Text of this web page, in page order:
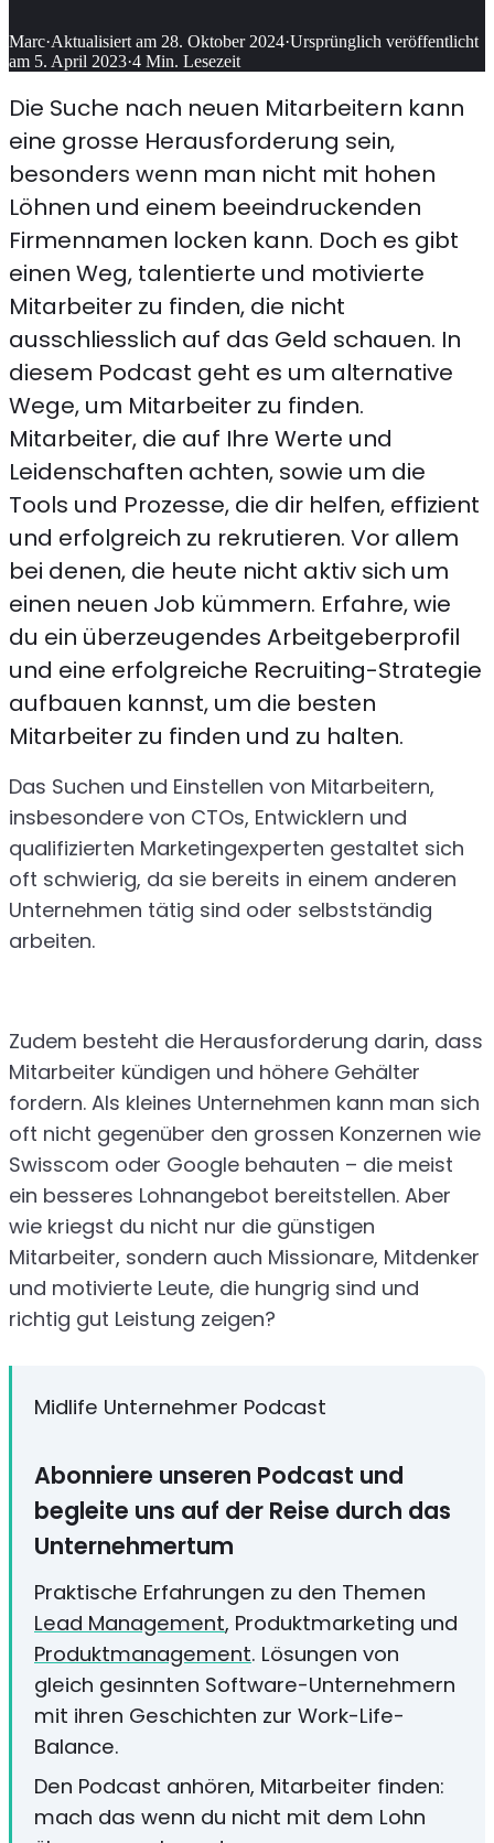
Marc·Aktualisiert am 28. Oktober 2024·Ursprünglich veröffentlicht
am 5. April 2023·4 Min. Lesezeit
Die Suche nach neuen Mitarbeitern kann
eine grosse Herausforderung sein,
besonders wenn man nicht mit hohen
Löhnen und einem beeindruckenden
Firmennamen locken kann. Doch es gibt
einen Weg, talentierte und motivierte
Mitarbeiter zu finden, die nicht
ausschliesslich auf das Geld schauen. In
diesem Podcast geht es um alternative
Wege, um Mitarbeiter zu finden.
Mitarbeiter, die auf Ihre Werte und
Leidenschaften achten, sowie um die
Tools und Prozesse, die dir helfen, effizient
und erfolgreich zu rekrutieren. Vor allem
bei denen, die heute nicht aktiv sich um
einen neuen Job kümmern. Erfahre, wie
du ein überzeugendes Arbeitgeberprofil
und eine erfolgreiche Recruiting-Strategie
aufbauen kannst, um die besten
Mitarbeiter zu finden und zu halten.
Das Suchen und Einstellen von Mitarbeitern,
insbesondere von CTOs, Entwicklern und
qualifizierten Marketingexperten gestaltet sich
oft schwierig, da sie bereits in einem anderen
Unternehmen tätig sind oder selbstständig
arbeiten.
Zudem besteht die Herausforderung darin, dass
Mitarbeiter kündigen und höhere Gehälter
fordern. Als kleines Unternehmen kann man sich
oft nicht gegenüber den grossen Konzernen wie
Swisscom oder Google behauten – die meist
ein besseres Lohnangebot bereitstellen. Aber
wie kriegst du nicht nur die günstigen
Mitarbeiter, sondern auch Missionare, Mitdenker
und motivierte Leute, die hungrig sind und
richtig gut Leistung zeigen?
Midlife Unternehmer Podcast
Abonniere unseren Podcast und
begleite uns auf der Reise durch das
Unternehmertum
Praktische Erfahrungen zu den Themen
Lead Management, Produktmarketing und
Produktmanagement. Lösungen von
gleich gesinnten Software-Unternehmern
mit ihren Geschichten zur Work-Life-
Balance.
Den Podcast anhören, Mitarbeiter finden:
mach das wenn du nicht mit dem Lohn